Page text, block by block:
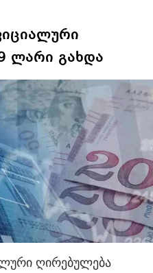
ლარი გახდა
ღირებულება